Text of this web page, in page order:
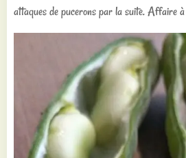
attaques de pucerons par la suite. Affaire